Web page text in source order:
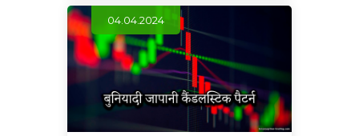
04.04.2024